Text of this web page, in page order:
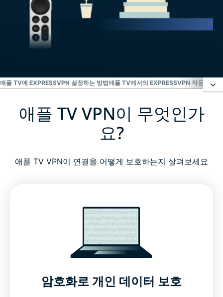
애플 TV에 EXPRESSVPN 설정하는 방법애플 TV에서의 EXPRESSVPN 작동 방법
애플 TV VPN이 무엇인가요?
왜 애플 TV에 VPN을 사용해야 할까요?
애플 TV에 ExpressVPN 설정하는 방법
애플 TV VPN이 무엇인가
요?
애플 TV VPN이 연결을 어떻게 보호하는지 살펴보세요
암호화로 개인 데이터 보호